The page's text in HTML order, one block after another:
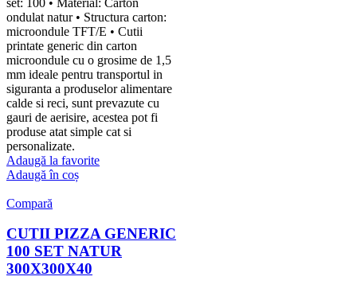
ondulat natur • Structura carton:
microondule TFT/E • Cutii
printate generic din carton
microondule cu o grosime de 1,5
mm ideale pentru transportul in
siguranta a produselor alimentare
calde si reci, sunt prevazute cu
gauri de aerisire, acestea pot fi
produse atat simple cat si
personalizate.
Adaugă la favorite
Adaugă în coș
Compară
CUTII PIZZA GENERIC
100 SET NATUR
300X300X40